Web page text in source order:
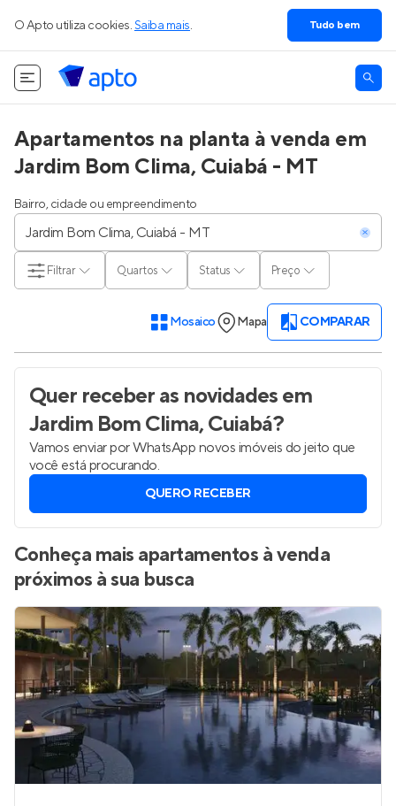
O Apto utiliza cookies. Saiba mais. Tudo bem
Apartamentos na planta à venda em
Jardim Bom Clima, Cuiabá - MT
Bairro, cidade ou empreendimento
Quartos Status Preço
Filtrar
Mosaico Mapa COMPARAR
Quer receber as novidadesem
Jardim Bom Clima, Cuiabá?
Vamos enviar por WhatsApp novos imóveis do jeito que
você está procurando.
QUERO RECEBER
Conheça mais apartamentos à venda
próximos à sua busca